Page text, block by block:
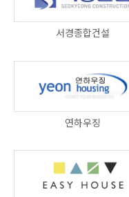
서경종합건설
연하우징